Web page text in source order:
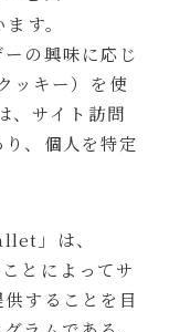
す。
の興味に応じ
ッキー）を使
、サイト訪問
、個人を特定
」は、
とによってサ
することを目